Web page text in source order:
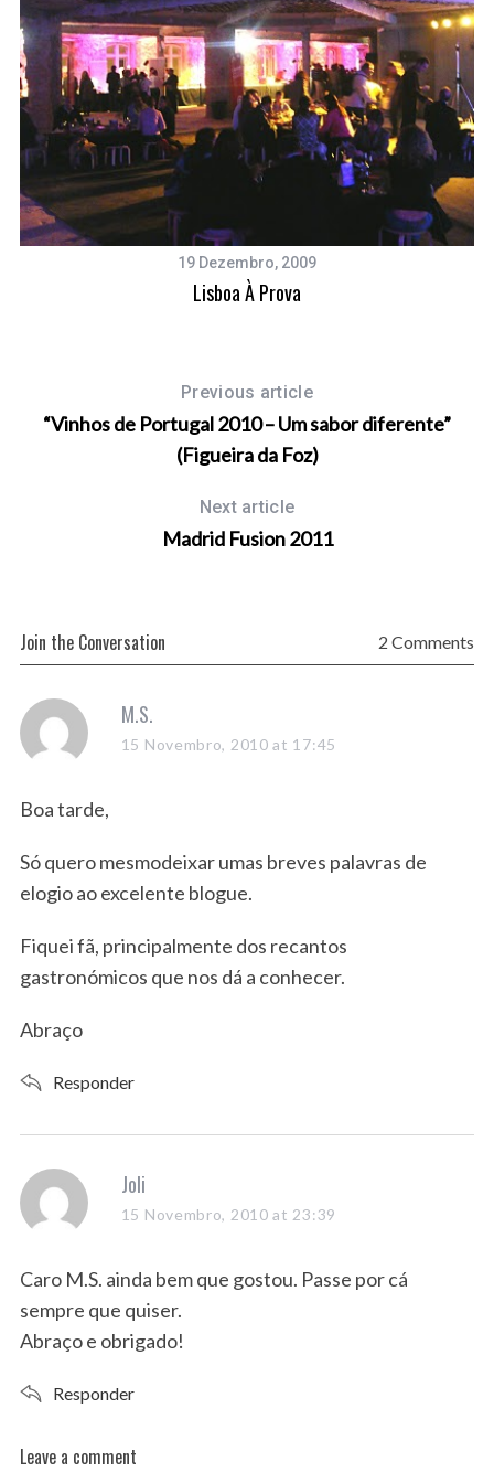
19 Dezembro, 2009
Lisboa À Prova
Previous article
“Vinhos de Portugal 2010 – Um sabor diferente”
(Figueira da Foz)
Next article
Madrid Fusion 2011
Join the Conversation 2 Comments
s
a
M.S.
15 Novembro, 2010 at 17:45
Boa tarde,
Só quero mesmodeixar umas breves palavras de
elogio ao excelente blogue.
Fiquei fã, principalmente dos recantos
gastronómicos que nos dá a conhecer.
Abraço
Responder
s
a
s
:
Joli
15 Novembro, 2010 at 23:39
Caro M.S. ainda bem que gostou. Passe por cá
sempre que quiser.
Abraço e obrigado!
Responder
L
Leave a comment
a
r
c
f
o
: